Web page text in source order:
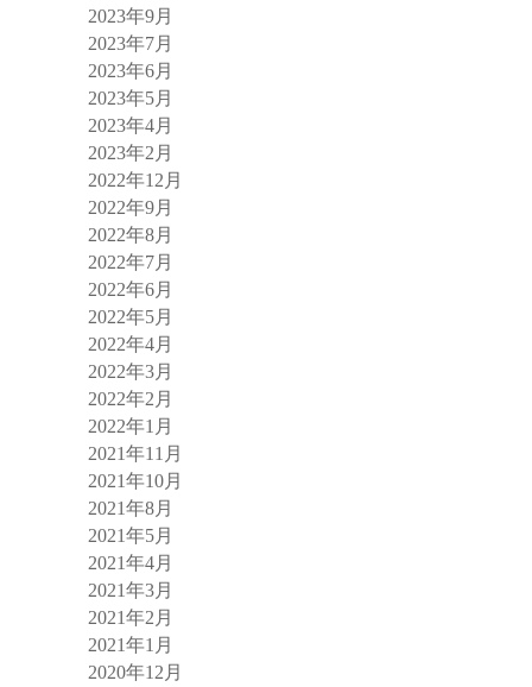
2023年9月
2023年7月
2023年6月
2023年5月
2023年4月
2023年2月
2022年12月
2022年9月
2022年8月
2022年7月
2022年6月
2022年5月
2022年4月
2022年3月
2022年2月
2022年1月
2021年11月
2021年10月
2021年8月
2021年5月
2021年4月
2021年3月
2021年2月
2021年1月
2020年12月